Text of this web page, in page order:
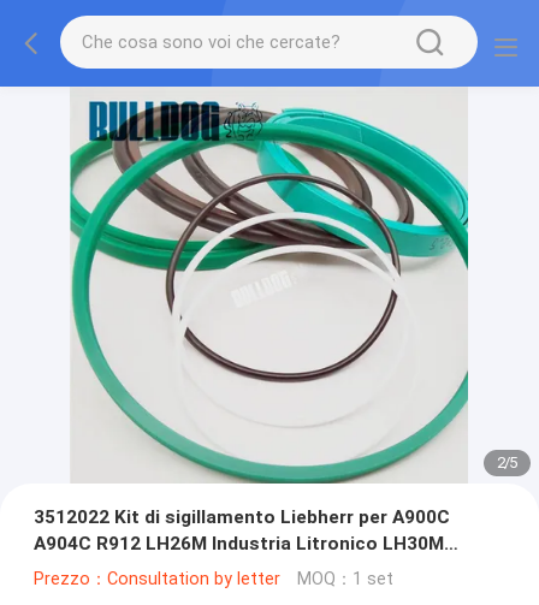
2/5
3512022 Kit di sigillamento Liebherr per A900C
A904C R912 LH26M Industria Litronico LH30M
Industria Litronico LH35M
Prezzo：Consultation by letter MOQ：1 set